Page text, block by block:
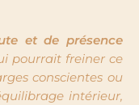
et de présence
pourrait freiner ce
conscientes ou
intérieur,